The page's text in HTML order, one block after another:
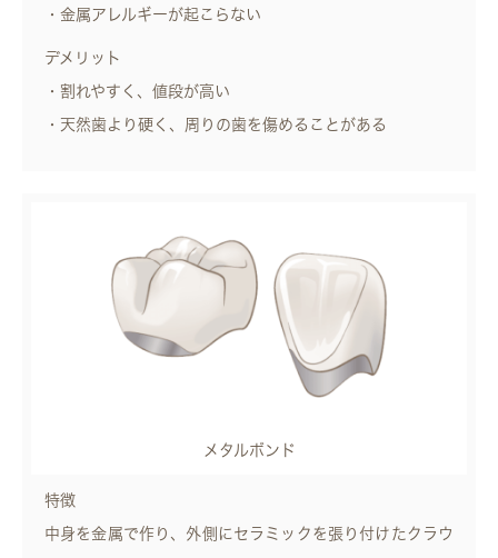
・金属アレルギーが起こらない
デメリット
・割れやすく、値段が高い
・天然歯より硬く、周りの歯を傷めることがある
メタルボンド
特徴
中身を金属で作り、外側にセラミックを張り付けたクラウ